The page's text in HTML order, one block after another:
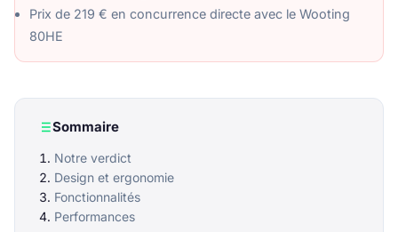
Prix de 219 € en concurrence directe avec le Wooting
80HE
Sommaire
Notre verdict
Design et ergonomie
Fonctionnalités
Performances